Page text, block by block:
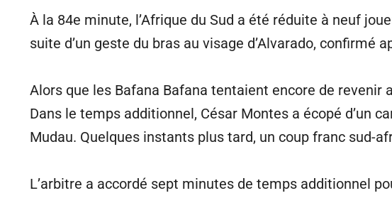
À la 84e minute, l’Afrique du Sud a été réduite à neuf
suite d’un geste du bras au visage d’Alvarado, confirmé
Alors que les Bafana Bafana tentaient encore de
Dans le temps additionnel, César Montes a écopé d’un
Mudau. Quelques instants plus tard, un coup franc sud-
L’arbitre a accordé sept minutes de temps additionnel